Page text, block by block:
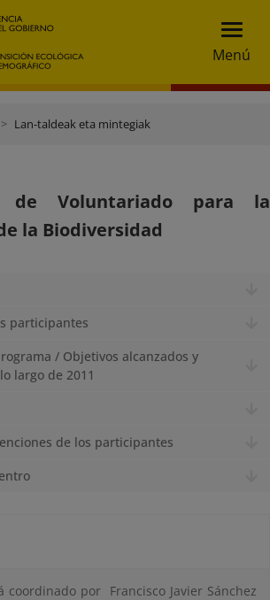
Menú
Lan-taldeak eta mintegiak
de Voluntariado para la
la Biodiversidad
participantes
/ Objetivos alcanzados y
largo de 2011
de los participantes
coordinado por Francisco Javier Sánchez